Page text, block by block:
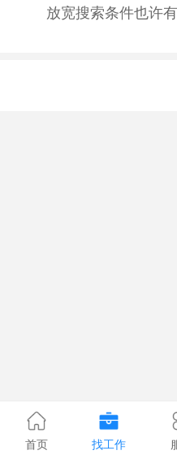
放宽搜索条件也许
首页 找工作